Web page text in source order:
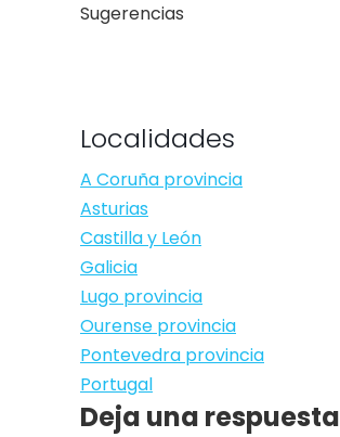
Sugerencias
Localidades
A Coruña provincia
Asturias
Castilla y León
Galicia
Lugo provincia
Ourense provincia
Pontevedra provincia
Portugal
Deja una respuesta